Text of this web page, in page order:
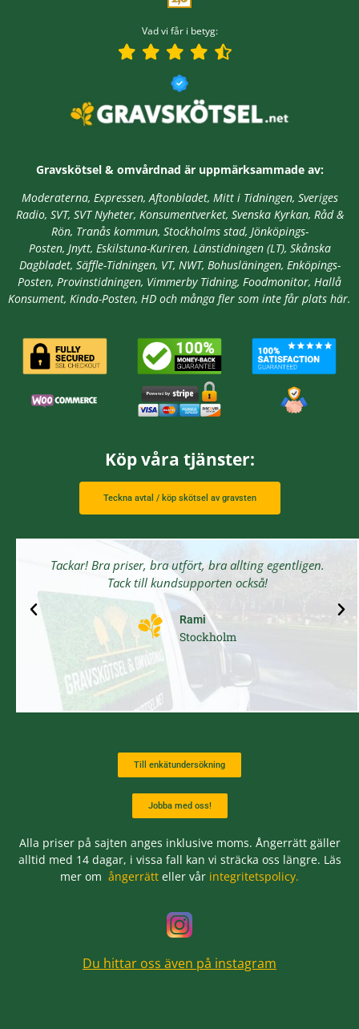
Vad vi får i betyg:
Gravskötsel & omvårdnad är uppmärksammade av:
Moderaterna, Expressen, Aftonbladet, Mitt i Tidningen, Sveriges
Radio, SVT, SVT Nyheter, Konsumentverket, Svenska Kyrkan, Råd &
Rön, Tranås kommun, Stockholms stad, Jönköpings-
Posten, Jnytt, Eskilstuna-Kuriren, Länstidningen (LT), Skånska
Dagbladet, Säffle-Tidningen, VT, NWT, Bohusläningen, Enköpings-
Posten, Provinstidningen, Vimmerby Tidning, Foodmonitor, Hallå
Konsument, Kinda-Posten, HD och många fler som inte får plats här.
Köp våra tjänster:
Teckna avtal / köp skötsel av gravsten
Tackar! Bra priser, bra utfört, bra allting egentligen.
Tack till kundsupporten också!
Rami
Stockholm
Till enkätundersökning
Jobba med oss!
Alla priser på sajten anges inklusive moms. Ångerrätt gäller
alltid med 14 dagar, i vissa fall kan vi sträcka oss längre. Läs
mer om ångerrätt eller vår integritetspolicy.
Du hittar oss även på instagram